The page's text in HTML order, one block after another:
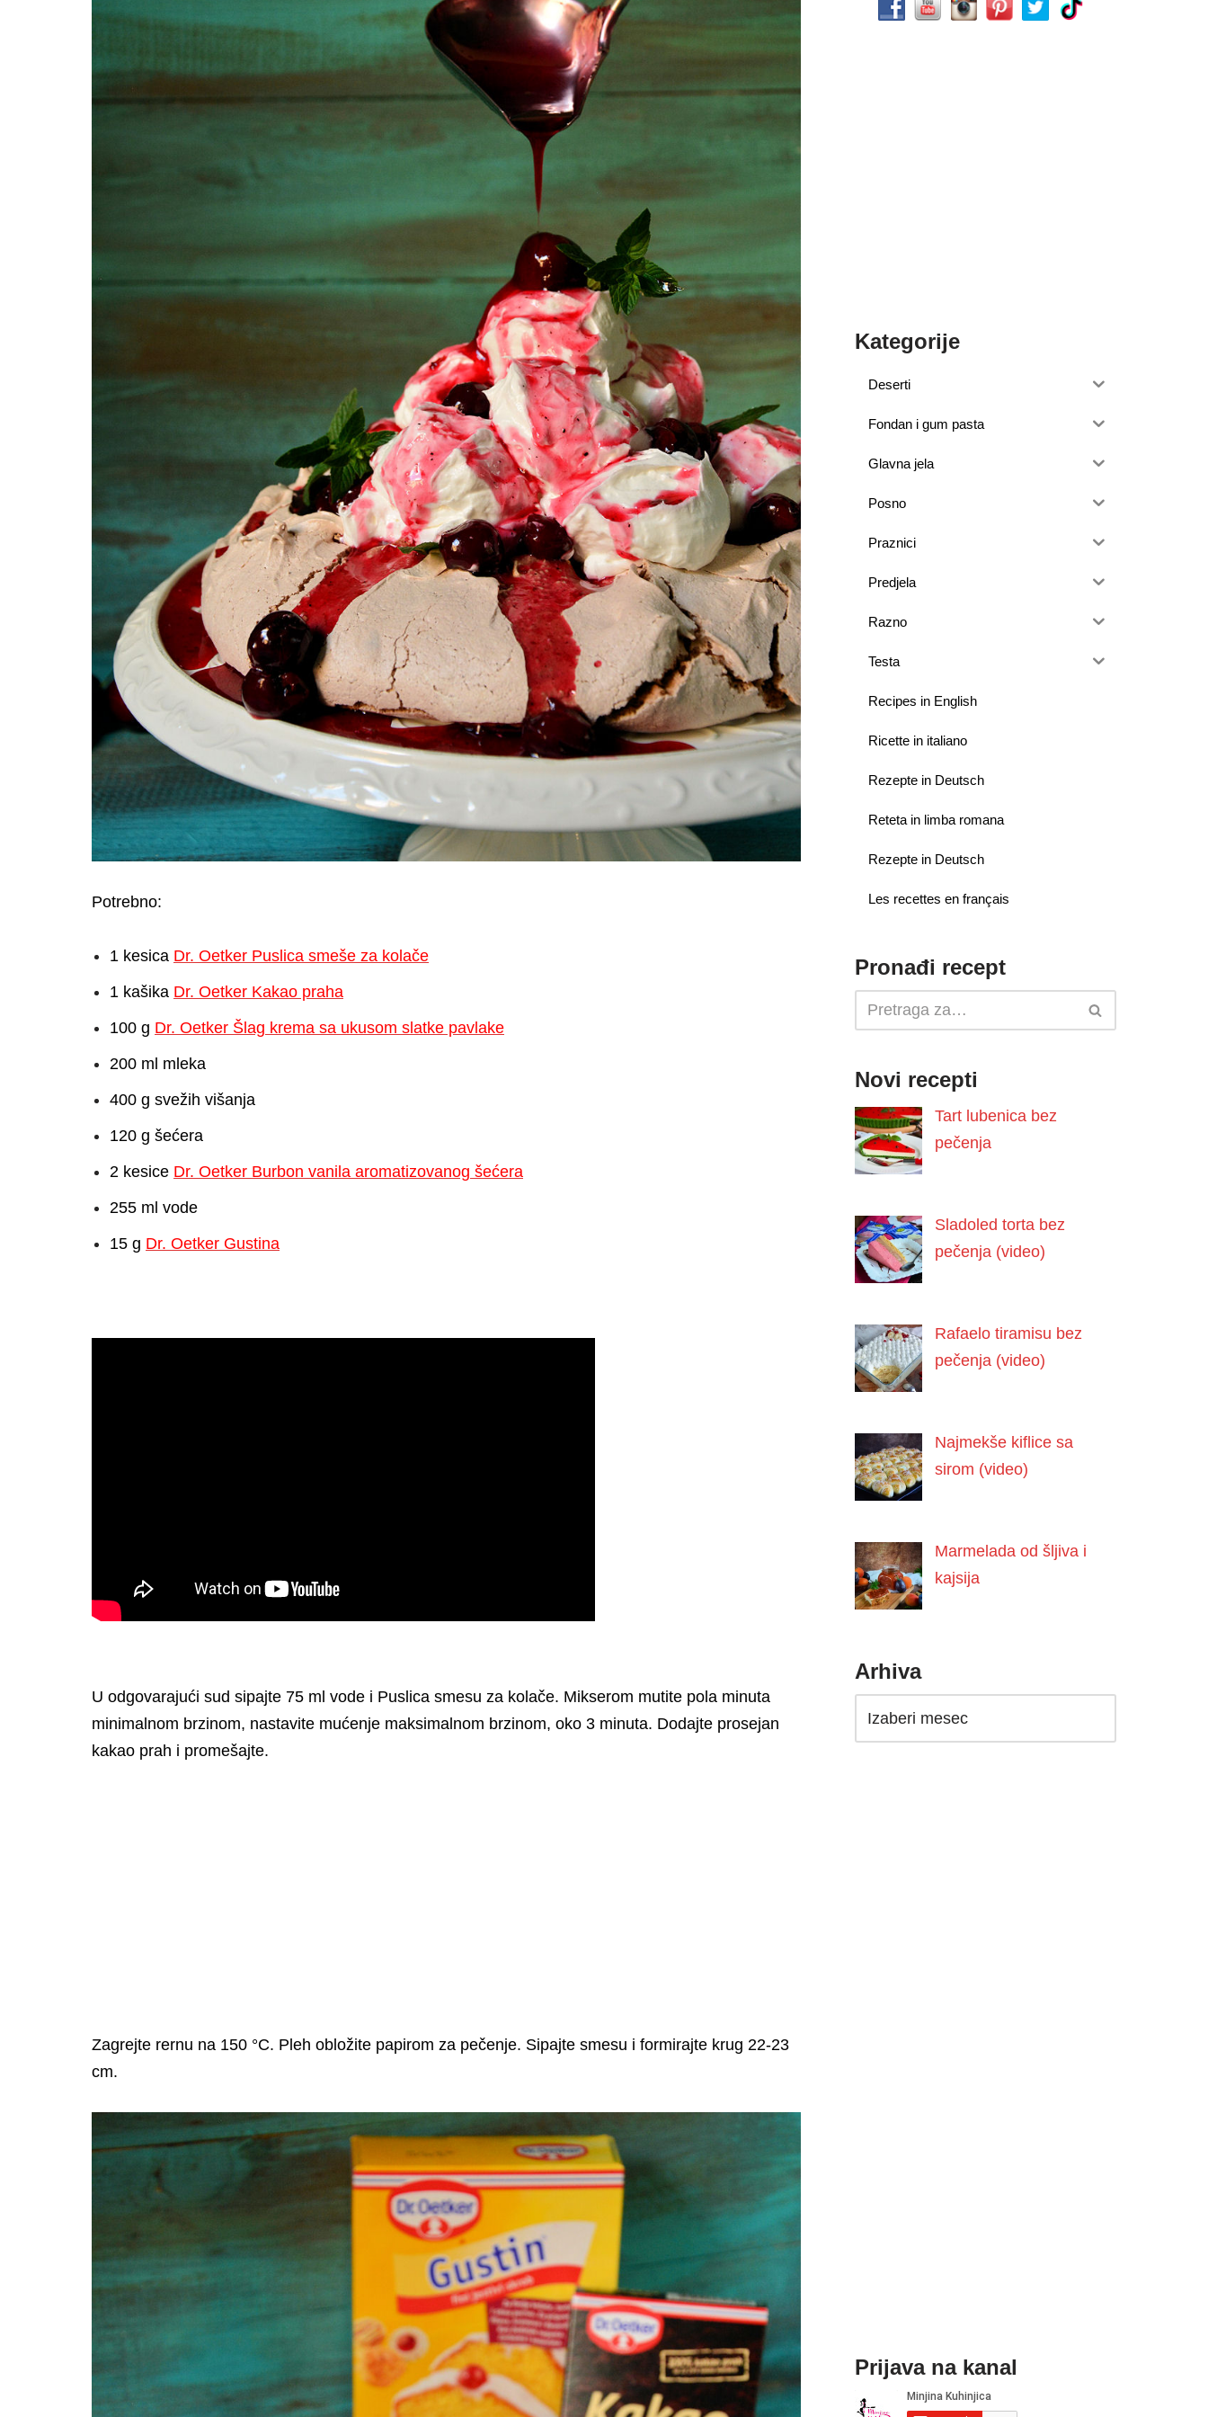
Potrebno:
1 kesica Dr. Oetker Puslica smeše za kolače
1 kašika Dr. Oetker Kakao praha
100 g Dr. Oetker Šlag krema sa ukusom slatke pavlake
200 ml mleka
400 g svežih višanja
120 g šećera
2 kesice Dr. Oetker Burbon vanila aromatizovanog šećera
255 ml vode
15 g Dr. Oetker Gustina
U odgovarajući sud sipajte 75 ml vode i Puslica smesu za kolače. Mikserom mutite pola minuta
minimalnom brzinom, nastavite mućenje maksimalnom brzinom, oko 3 minuta. Dodajte prosejan
kakao prah i promešajte.
Zagrejte rernu na 150 °C. Pleh obložite papirom za pečenje. Sipajte smesu i formirajte krug 22-23
cm.
Kategorije
Deserti
Fondan i gum pasta
Glavna jela
Posno
Praznici
Predjela
Razno
Testa
Recipes in English
Ricette in italiano
Rezepte in Deutsch
Reteta in limba romana
Rezepte in Deutsch
Les recettes en français
Pronađi recept
Novi recepti
Tart lubenica bez
pečenja
Sladoled torta bez
pečenja (video)
Rafaelo tiramisu bez
pečenja (video)
Najmekše kiflice sa
sirom (video)
Marmelada od šljiva i
kajsija
Arhiva
Prijava na kanal